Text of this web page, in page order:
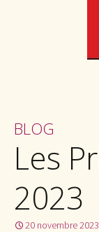
BLOG
Les
2023
20 novembre 2023